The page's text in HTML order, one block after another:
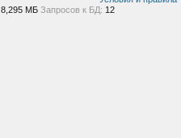
8,295 МБ Запросов к БД: 12